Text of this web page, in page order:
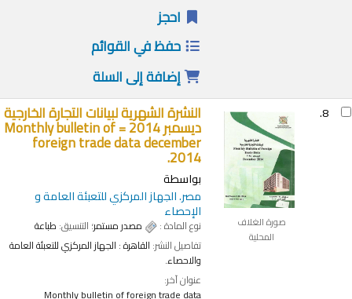
احجز
حفظ في القوائم
إضافة إلى السلة
8.
صورة الغلاف
المحلية
النشرة الشهرية لبيانات التجارة الخارجية
ديسمبر 2014 = Monthly bulletin of
foreign trade data december
2014.
بواسطة
مصر. الجهاز المركزي للتعبئة العامة و
الإحصاء
نوع المادة : مصدر مستمر؛ التنسيق:طباعة
تفاصيل النشر:القاهرة : الجهاز المركزي للتعبئة العامة
والاحصاء.
عنوان آخر:
Monthly bulletin of foreign trade data